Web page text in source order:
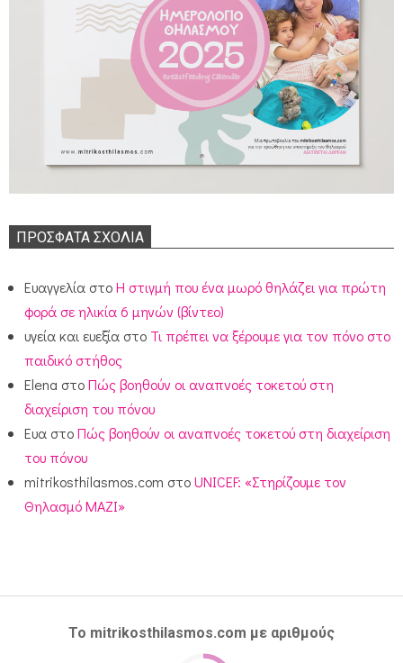
ΠΡΌΣΦΑΤΑ ΣΧΌΛΙΑ
Ευαγγελία στοΗ στιγμή που ένα μωρό θηλάζει για πρώτη
φορά σε ηλικία 6 μηνών (βίντεο)
υγεία και ευεξία στο Τι πρέπει να ξέρουμε για τον πόνο στο
παιδικό στήθος
Elena στοΠώς βοηθούν οι αναπνοές τοκετού στη
διαχείριση του πόνου
Ευα στοΠώς βοηθούν οι αναπνοές τοκετού στη διαχείριση
του πόνου
mitrikosthilasmos.com στοUNICEF: «Στηρίζουμε τον
Θηλασμό ΜΑΖΙ»
Το mitrikosthilasmos.com με αριθμούς